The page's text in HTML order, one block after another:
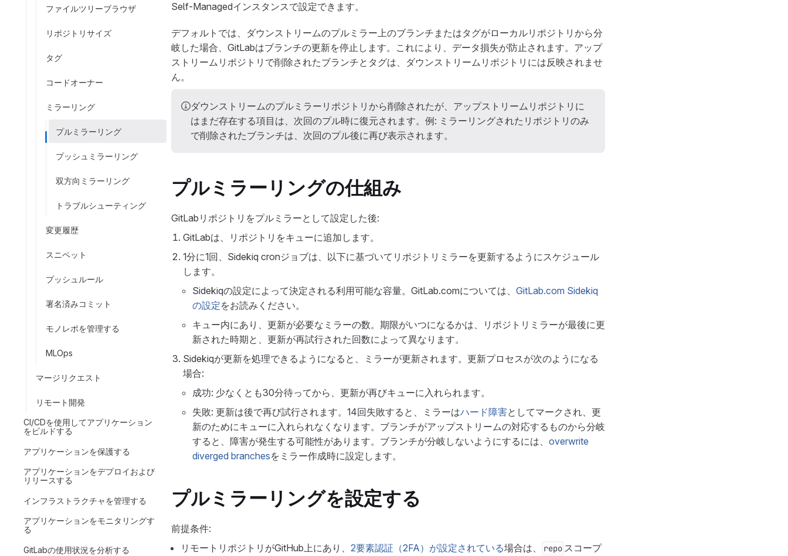
ファイルツリーブラウザ
リポジトリサイズ
タグ
コードオーナー
ミラーリング
プルミラーリング
プッシュミラーリング
双方向ミラーリング
トラブルシューティング
変更履歴
スニペット
プッシュルール
署名済みコミット
モノレポを管理する
MLOps
マージリクエスト
リモート開発
CI/CDを使用してアプリケーション
をビルドする
アプリケーションを保護する
アプリケーションをデプロイおよび
リリースする
インフラストラクチャを管理する
アプリケーションをモニタリングす
る
GitLabの使用状況を分析する
Self-Managedインスタンスで設定できます。
デフォルトでは、ダウンストリームのプルミラー上のブランチまたはタグがローカルリポジトリから分
岐した場合、GitLabはブランチの更新を停止します。これにより、データ損失が防止されます。アップ
ストリームリポジトリで削除されたブランチとタグは、ダウンストリームリポジトリには反映されませ
ん。
ダウンストリームのプルミラーリポジトリから削除されたが、アップストリームリポジトリに
はまだ存在する項目は、次回のプル時に復元されます。例: ミラーリングされたリポジトリのみ
で削除されたブランチは、次回のプル後に再び表示されます。
プルミラーリングの仕組み
GitLabリポジトリをプルミラーとして設定した後:
GitLabは、リポジトリをキューに追加します。
1分に1回、Sidekiq cronジョブは、以下に基づいてリポジトリミラーを更新するようにスケジュール
します。
Sidekiqの設定によって決定される利用可能な容量。GitLab.comについては、 GitLab.com Sidekiq
の設定をお読みください。
キュー内にあり、更新が必要なミラーの数。期限がいつになるかは、リポジトリミラーが最後に更
新された時期と、更新が再試行された回数によって異なります。
Sidekiqが更新を処理できるようになると、ミラーが更新されます。更新プロセスが次のようになる
場合:
成功: 少なくとも30分待ってから、更新が再びキューに入れられます。
失敗: 更新は後で再び試行されます。14回失敗すると、ミラーはハード障害としてマークされ、更
新のためにキューに入れられなくなります。ブランチがアップストリームの対応するものから分岐
すると、障害が発生する可能性があります。ブランチが分岐しないようにするには、 overwrite
diverged branchesをミラー作成時に設定します。
プルミラーリングを設定する
前提条件:
リモートリポジトリがGitHub上にあり、 2要素認証（2FA）が設定されている場合は、 repo スコープ